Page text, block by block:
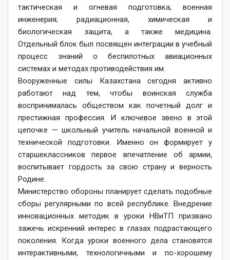
тактическая и огневая подготовка; военная
инженерия; радиационная, химическая и
биологическая защита, а также медицина.
Отдельный блок был посвящен интеграции в учебный
процесс знаний о беспилотных авиационных
системах и методах противодействия им.
Вооруженные силы Казахстана сегодня активно
работают над тем, чтобы воинская служба
воспринималась обществом как почетный долг и
престижная профессия. И ключевое звено в этой
цепочке — школьный учитель начальной военной и
технической подготовки. Именно он формирует у
старшеклассников первое впечатление об армии,
воспитывает гордость за свою страну и верность
Родине.
Министерство обороны планирует сделать подобные
сборы регулярными по всей республике. Внедрение
инновационных методик в уроки НВиТП призвано
зажечь искренний интерес в глазах подрастающего
поколения. Когда уроки военного дела становятся
интерактивными, технологичными и по-хорошему